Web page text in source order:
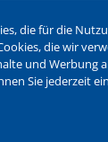
die für die
die wir
und Werbung
Sie jederzeit